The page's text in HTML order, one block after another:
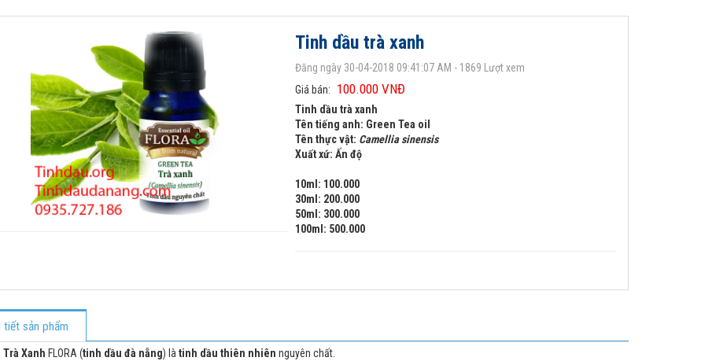
Tinh dầu trà xanh
Đăng ngày 30-04-2018 09:41:07 AM - 1869 Lượt xem
Giá bán:
100.000 VNĐ
Tinh dầu trà xanh
Tên tiếng anh: Green Tea oil
Tên thực vật: Camellia sinensis
Xuất xứ: Ấn độ
10ml: 100.000
30ml: 200.000
50ml: 300.000
100ml: 500.000
tiết sản phẩm
Xanh FLORA (tinh dầu đà nẵng) là tinh dầu thiên nhiên nguyên chất.